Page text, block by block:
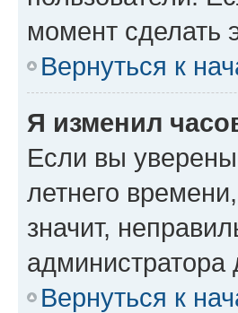
момент сделать
Вернуться к
Я изменил
Если вы
летнего
значит,
Вернуться к